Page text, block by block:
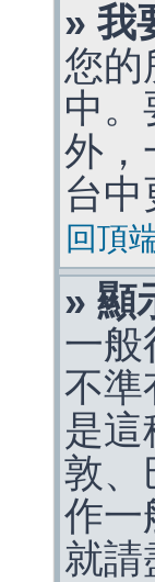
» 我
您的
中。
外，
台
回頂
» 顯
一般
不準
是這
敦、
作一
就請